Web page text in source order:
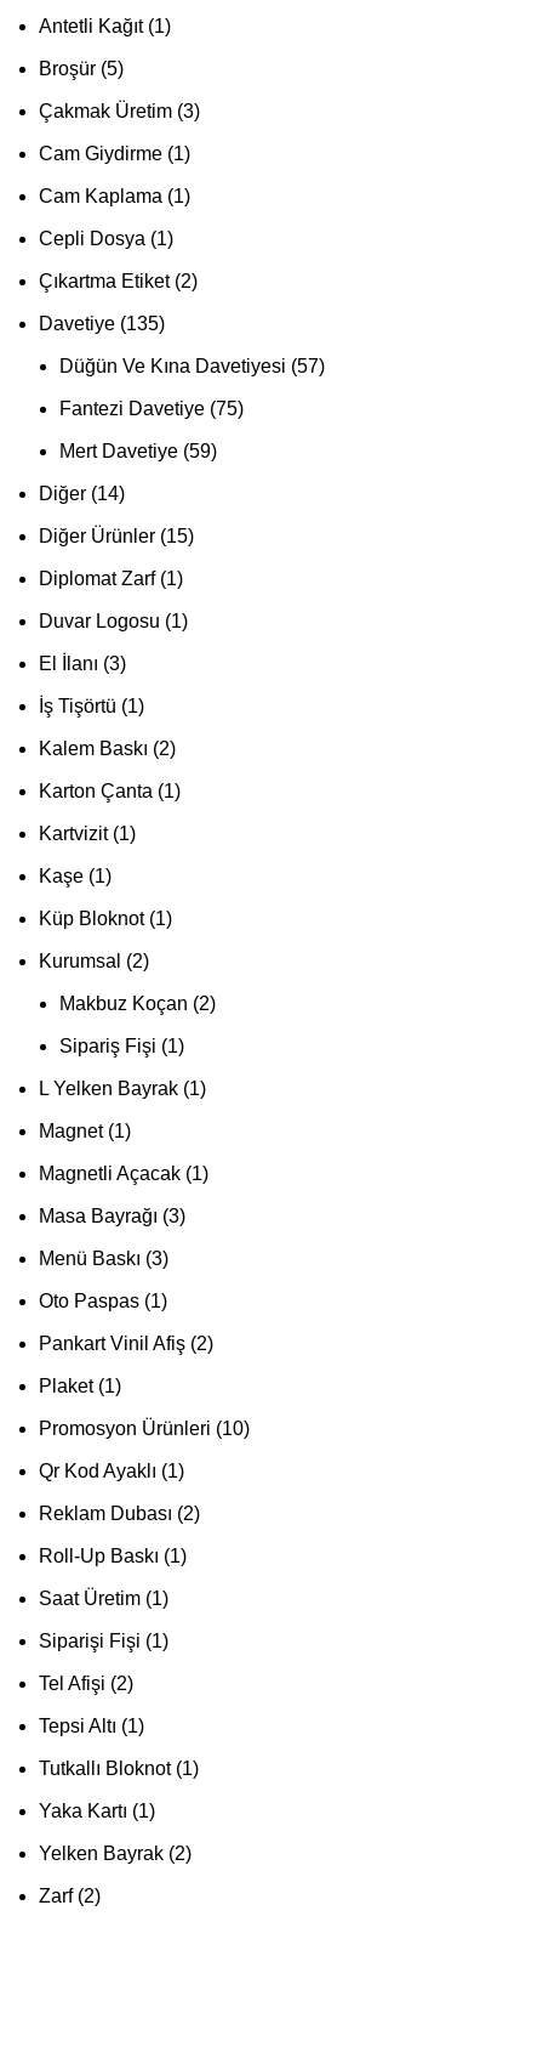
Antetli Kağıt 1
Broşür 5
Çakmak Üretim 3
Cam Giydirme 1
Cam Kaplama 1
Cepli Dosya 1
Çıkartma Etiket 2
Davetiye 135
Düğün Ve Kına Davetiyesi 57
Fantezi Davetiye 75
Mert Davetiye 59
Diğer 14
Diğer Ürünler 15
Diplomat Zarf 1
Duvar Logosu 1
El İlanı 3
İş Tişörtü 1
Kalem Baskı 2
Karton Çanta 1
Kartvizit 1
Kaşe 1
Küp Bloknot 1
Kurumsal 2
Makbuz Koçan 2
Sipariş Fişi 1
L Yelken Bayrak 1
Magnet 1
Magnetli Açacak 1
Masa Bayrağı 3
Menü Baskı 3
Oto Paspas 1
Pankart Vinil Afiş 2
Plaket 1
Promosyon Ürünleri 10
Qr Kod Ayaklı 1
Reklam Dubası 2
Roll-Up Baskı 1
Saat Üretim 1
Siparişi Fişi 1
Tel Afişi 2
Tepsi Altı 1
Tutkallı Bloknot 1
Yaka Kartı 1
Yelken Bayrak 2
Zarf 2